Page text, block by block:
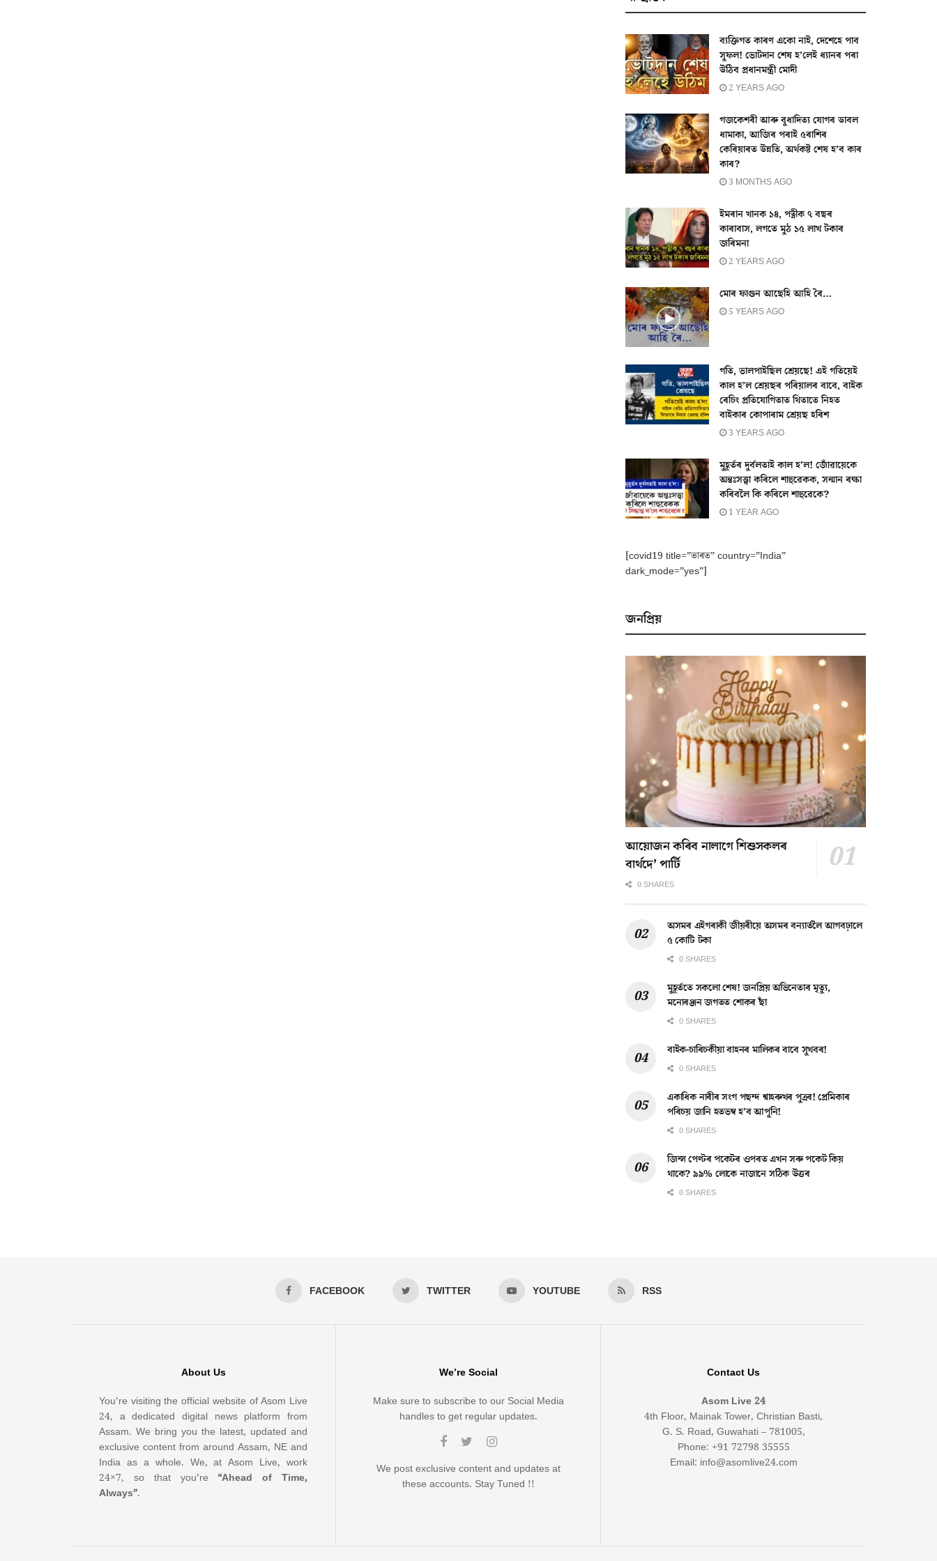
ব্যক্তিগত কাৰণ একো নাই, দেশেহে পাব
সুফল! ভোটদান শেষ হ’লেই ধ্যানৰ পৰা
উঠিব প্ৰধানমন্ত্ৰী মোদী
2 YEARS AGO
গজকেশৰী আৰু বুধাদিত্য যোগৰ ডাবল
ধামাকা, আজিৰ পৰাই ৫ৰাশিৰ
কেৰিয়াৰত উন্নতি, অৰ্থকষ্ট শেষ হ’ব কাৰ
কাৰ?
3 MONTHS AGO
ইমৰান খানক ১৪, পত্নীক ৭ বছৰ
কাৰাবাস, লগতে মুঠ ১৫ লাখ টকাৰ
জৰিমনা
2 YEARS AGO
মোৰ ফাগুন আছেহি আহি ৰৈ…
5 YEARS AGO
গতি, ভালপাইছিল শ্ৰেয়ছে! এই গতিয়েই
কাল হ’ল শ্ৰেয়ছৰ পৰিয়ালৰ বাবে, বাইক
ৰেচিং প্ৰতিযোগিতাত থিতাতে নিহত
বাইকাৰ কোপাৰাম শ্ৰেয়ছ হৰিশ
3 YEARS AGO
মুহূৰ্তৰ দুৰ্বলতাই কাল হ’ল! জোঁৱায়েকে
অন্তঃসত্ত্বা কৰিলে শাহুৱেকক, সন্মান ৰক্ষা
কৰিবলৈ কি কৰিলে শাহুৱেকে?
1 YEAR AGO
[covid19 title=”ভাৰত” country=”India”
dark_mode=”yes”]
জনপ্ৰিয়
আয়োজন কৰিব নালাগে শিশুসকলৰ
বাৰ্থদে’ পাৰ্টি
0 SHARES
অসমৰ এইগৰাকী জীয়ৰীয়ে অসমৰ বন্যাৰ্তলৈ আগবঢ়ালে
৫ কোটি টকা
0 SHARES
মুহূৰ্ততে সকলো শেষ! জনপ্ৰিয় অভিনেতাৰ মৃত্যু,
মনোৰঞ্জন জগতত শোকৰ ছাঁ
0 SHARES
বাইক-চাৰিচকীয়া বাহনৰ মালিকৰ বাবে সুখবৰ!
0 SHARES
একাধিক নাৰীৰ সংগ পছন্দ শ্বাহৰুখৰ পুত্ৰৰ! প্ৰেমিকাৰ
পৰিচয় জানি হতভম্ব হ’ব আপুনি!
0 SHARES
জিন্স পেণ্টৰ পকেটৰ ওপৰত এখন সৰু পকেট কিয়
থাকে? ৯৯% লোকে নাজানে সঠিক উত্তৰ
0 SHARES
FACEBOOK TWITTER YOUTUBE RSS
About Us
You’re visiting the official website of Asom Live
24, a dedicated digital news platform from
Assam. We bring you the latest, updated and
exclusive content from around Assam, NE and
India as a whole. We, at Asom Live, work
24×7, so that you’re“Ahead of Time,
Always”.
We’re Social
Make sure to subscribe to our Social Media
handles to get regular updates.
We post exclusive content and updates at
these accounts. Stay Tuned !!
Contact Us
Asom Live 24
4th Floor, Mainak Tower, Christian Basti,
G. S. Road, Guwahati – 781005,
Phone: +91 72798 35555
Email: info@asomlive24.com